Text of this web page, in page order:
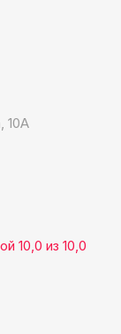
10А
10,0 из 10,0